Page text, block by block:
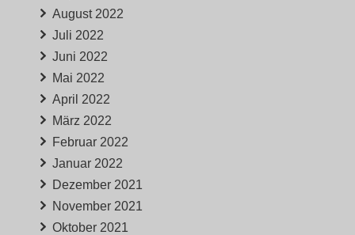
August 2022
Juli 2022
Juni 2022
Mai 2022
April 2022
März 2022
Februar 2022
Januar 2022
Dezember 2021
November 2021
Oktober 2021